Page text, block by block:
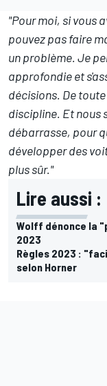
"Pour moi, si vous
pouvez pas faire
un problème. Je
approfondie et
décisions. De
discipline. Et nous
débarrasse, pour
développer des
plus sûr."
Lire aussi :
Wolff dénonce la
2023
Règles 2023 :
selon Horner